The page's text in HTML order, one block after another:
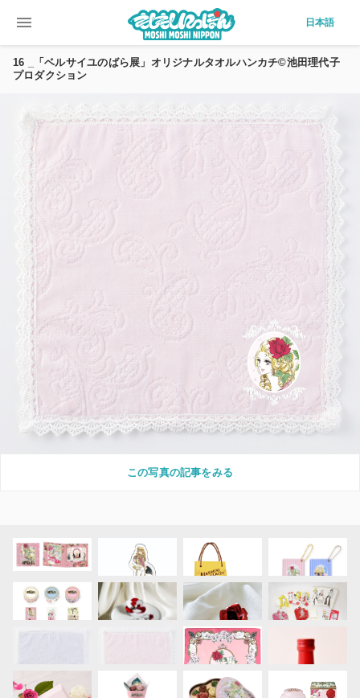
menu 日本語
16 _「ベルサイユのばら展」オリジナルタオルハンカチ©池田理代子
プロダクション
この写真の記事をみる